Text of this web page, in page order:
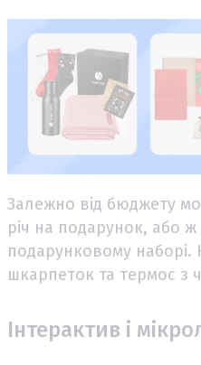
Залежно від бюджету
річ на подарунок, або ж
подарунковому
шкарпеток та термос з
Інтерактив і